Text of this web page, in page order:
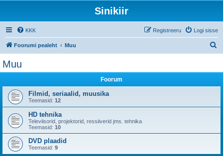
Sinikiir
KKK Logi sisse
Registreeru
Foorumi pealeht Muu
Muu
Foorum
Filmid, seriaalid, muusika
Teemasid: 12
HD tehnika
Televiisorid, projektorid, ressiiverid jms. tehnika
Teemasid: 10
DVD plaadid
Teemasid: 9